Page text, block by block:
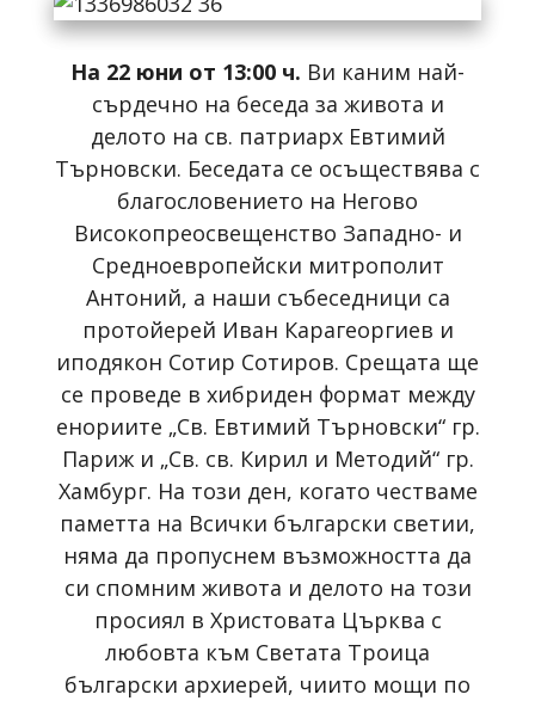
На 22 юни от 13:00 ч. Ви каним най-
сърдечно на беседа за живота и
делото на св. патриарх Евтимий
Търновски. Беседата се осъществява с
благословението на Негово
Високопреосвещенство Западно- и
Средноевропейски митрополит
Антоний, а наши събеседници са
протойерей Иван Карагеоргиев и
иподякон Сотир Сотиров. Срещата ще
се проведе в хибриден формат между
енориите „Св. Евтимий Търновски“ гр.
Париж и „Св. св. Кирил и Методий“ гр.
Хамбург. На този ден, когато честваме
паметта на Всички български светии,
няма да пропуснем възможността да
си спомним живота и делото на този
просиял в Христовата Църква с
любовта към Светата Троица
български архиерей, чиито мощи по